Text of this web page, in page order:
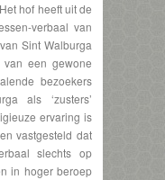
hof heeft uit de
verbaal van
Sint Walburga
een gewone
bezoekers
als ‘zusters’
ervaring is
vastgesteld dat
slechts op
in hoger beroep